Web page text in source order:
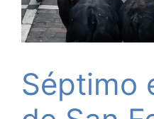
Séptimo